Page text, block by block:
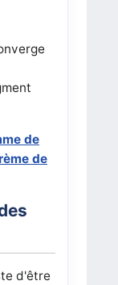
de
de
d'être